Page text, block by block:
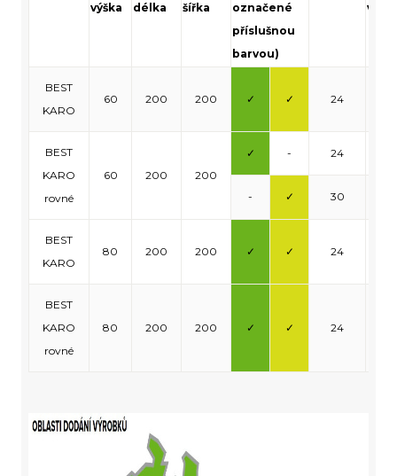
označené
příslušnou
barvou)
výška délka šířka
BEST
KARO
60 200 200 ✓ ✓ 24
BEST
KARO
rovné
60 200 200
✓ - 24
- ✓ 30
BEST
KARO
80 200 200 ✓ ✓ 24
BEST
KARO
rovné
80 200 200 ✓ ✓ 24